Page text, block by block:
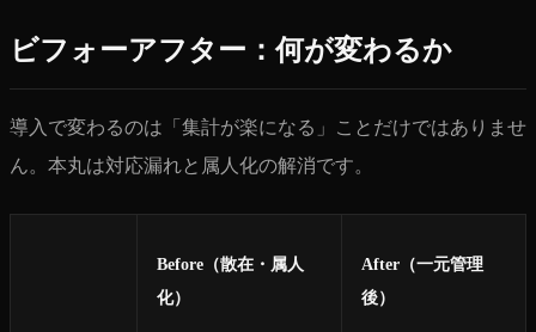
ビフォーアフター：何が変わるか
導入で変わるのは「集計が楽になる」ことだけではありませ
ん。本丸は対応漏れと属人化の解消です。
Before（散在・属人
化）
After（一元管理
後）